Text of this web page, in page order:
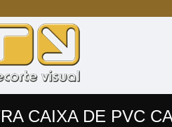
CAIXA DE PVC